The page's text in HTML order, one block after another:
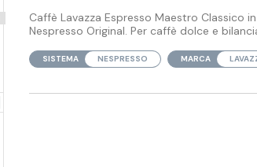
Caffè Lavazza Espresso Maestro Classico
Nespresso Original. Per caffè dolce e
SISTEMA NESPRESSO MARCA